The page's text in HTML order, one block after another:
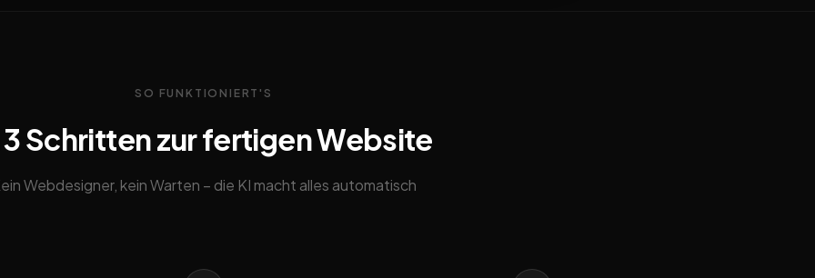
SO FUNKTIONIERT'S
3 Schritten zur fertigen Website
Webdesigner, kein Warten – die KI macht alles automatisch